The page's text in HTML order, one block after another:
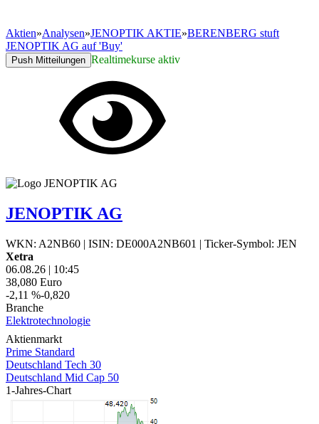
Aktien»Analysen»JENOPTIK AKTIE»BERENBERG stuft
JENOPTIK AG auf 'Buy'
Push Mitteilungen Realtimekurse aktiv
JENOPTIK AG
WKN: A2NB60 | ISIN: DE000A2NB601 | Ticker-Symbol: JEN
Xetra
06.08.26 | 10:45
38,080 Euro
-2,11 %-0,820
Branche
Elektrotechnologie
Aktienmarkt
Prime Standard
Deutschland Tech 30
Deutschland Mid Cap 50
1-Jahres-Chart